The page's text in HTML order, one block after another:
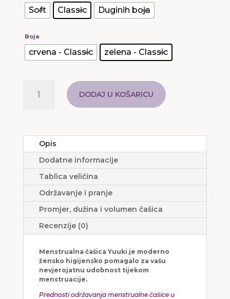
Soft Classic Duginih boja
Boja
crvena - Classic zelena - Classic
količina
DODAJ U KOŠARICU
Opis
Dodatne informacije
Tablica veličina
Održavanje i pranje
Promjer, dužina i volumen čašica
Recenzije (0)
Menstrualna čašica Yuuki je moderno
žensko higijensko pomagalo za vašu
nevjerojatnu udobnost tijekom
menstruacije.
Prednosti održavanja menstrualne čašice u